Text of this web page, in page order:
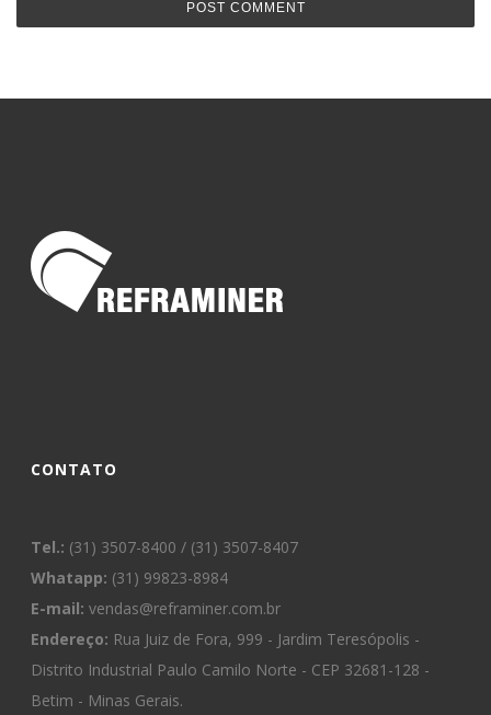
CONTATO
Tel.: (31) 3507-8400 / (31) 3507-8407
Whatapp: (31) 99823-8984
E-mail: vendas@reframiner.com.br
Endereço: Rua Juiz de Fora, 999 - Jardim Teresópolis -
Distrito Industrial Paulo Camilo Norte - CEP 32681-128 -
Betim - Minas Gerais.